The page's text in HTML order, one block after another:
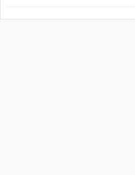
动 “膜”力加速释放